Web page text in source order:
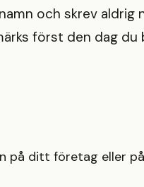
och skrev aldrig
först den dag
på ditt företag eller